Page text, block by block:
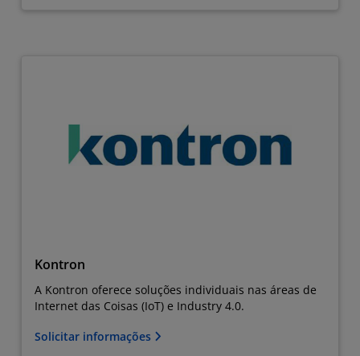
Kontron
A Kontron oferece soluções individuais nas áreas de
Internet das Coisas (IoT) e Industry 4.0.
Solicitar informações